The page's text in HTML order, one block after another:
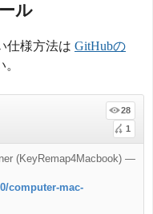
ル
仕様方法は GitHubの
28
1
(KeyRemap4Macbook) —
computer-mac-